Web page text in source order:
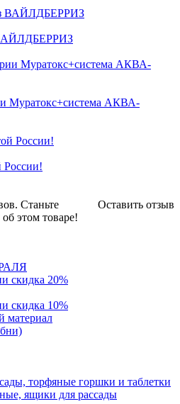
ВАЙЛДБЕРРИЗ
Муратокс+система АКВА-
России!
Оставить отзыв
Станьте
этом товаре!
скидка 20%
скидка 10%
материал
торфяные горшки и таблетки
ящики для рассады